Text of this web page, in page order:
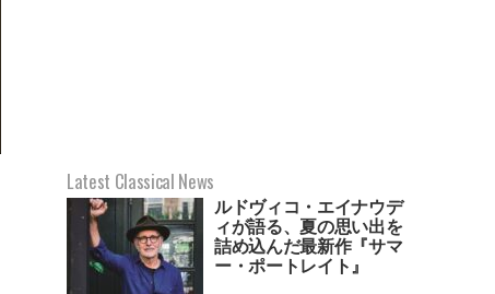
Latest Classical News
ルドヴィコ・エイナウデ
ィが語る、夏の思い出を
詰め込んだ最新作『サマ
ー・ポートレイト』